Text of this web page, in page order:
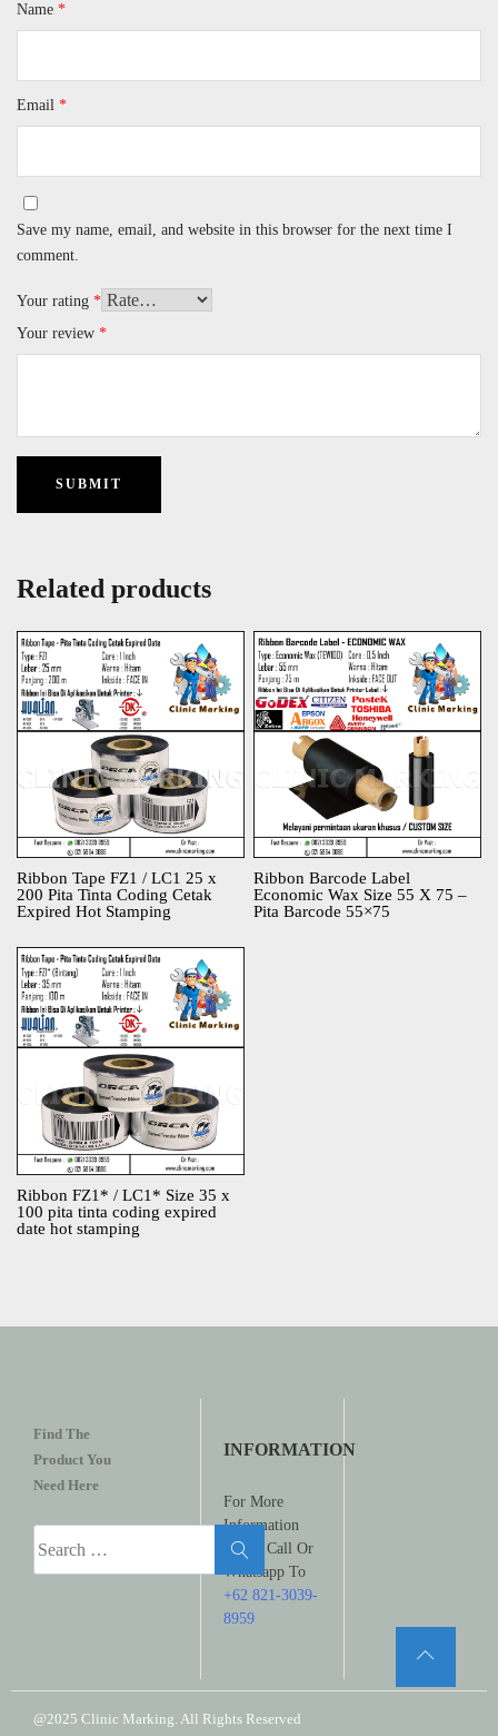
Name *
Email *
Save my name, email, and website in this browser for the next time I
comment.
Your rating *
Your review *
Related products
Ribbon Tape FZ1 / LC1 25 x
200 Pita Tinta Coding Cetak
Expired Hot Stamping
Ribbon Barcode Label
Economic Wax Size 55 X 75 –
Pita Barcode 55×75
Ribbon FZ1* / LC1* Size 35 x
100 pita tinta coding expired
date hot stamping
Find The
Product You
Need Here
INFORMATION
For More
Information
Please Call Or
Whatsapp To
+62 821-3039-
8959
@2025 Clinic Marking. All Rights Reserved